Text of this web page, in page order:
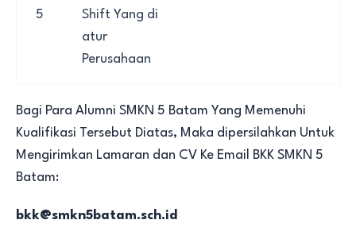
5
Shift Yang di
atur
Perusahaan
Bagi Para Alumni SMKN 5 Batam Yang Memenuhi
Kualifikasi Tersebut Diatas, Maka dipersilahkan Untuk
Mengirimkan Lamaran dan CV Ke Email BKK SMKN 5
Batam:
bkk@smkn5batam.sch.id